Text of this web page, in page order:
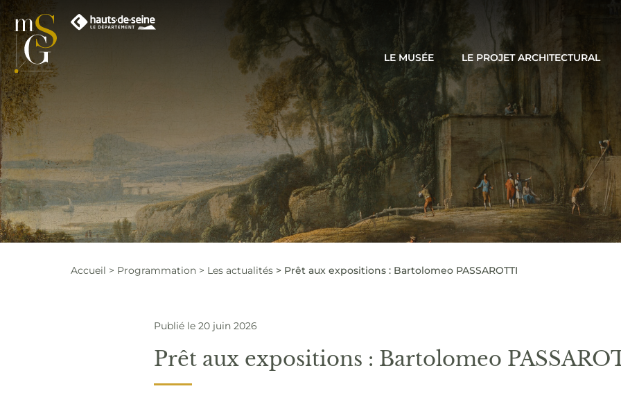
LE MUSÉE LE PROJET ARCHITECTURAL
Accueil Programmation Les actualités Prêt aux expositions : Bartolomeo PASSAROTTI
Publié le 20 juin 2026
Prêt aux expositions : Bartolomeo